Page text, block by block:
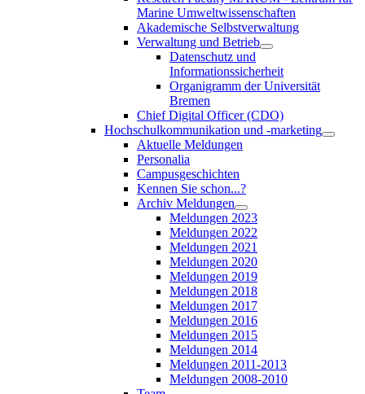
Marine Umweltwissenschaften
Akademische Selbstverwaltung
Verwaltung und Betrieb
Datenschutz und
Informationssicherheit
Organigramm der Universität
Bremen
Chief Digital Officer (CDO)
Hochschulkommunikation und -marketing
Aktuelle Meldungen
Personalia
Campusgeschichten
Kennen Sie schon...?
Archiv Meldungen
Meldungen 2023
Meldungen 2022
Meldungen 2021
Meldungen 2020
Meldungen 2019
Meldungen 2018
Meldungen 2017
Meldungen 2016
Meldungen 2015
Meldungen 2014
Meldungen 2011-2013
Meldungen 2008-2010